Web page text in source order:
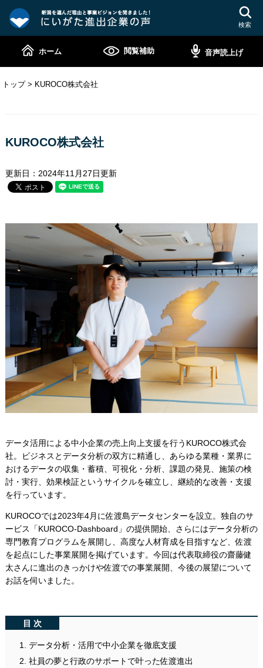
で
ば
へ
ホーム 閲覧補助 音声読上げ
検索
トップ > KUROCO株式会社
KUROCO株式会社
更新日：2024年11月27日更新
データ活用による中小企業の売上向上支援を行うKUROCO株式会
社。ビジネスとデータ分析の双方に精通し、あらゆる業種・業界に
おけるデータの収集・蓄積、可視化・分析、課題の発見、施策の検
討・実行、効果検証というサイクルを確立し、継続的な改善・支援
を行っています。
KUROCOでは2023年4月に佐渡島データセンターを設立。独自のサ
ービス「KUROCO-Dashboard」の提供開始、さらにはデータ分析の
専門教育プログラムを展開し、高度な人材育成を目指すなど、佐渡
を起点にした事業展開を掲げています。今回は代表取締役の齋藤健
太さんに進出のきっかけや佐渡での事業展開、今後の展望について
お話を伺いました。
目次
データ分析・活用で中小企業を徹底支援
社員の夢と行政のサポートで叶った佐渡進出